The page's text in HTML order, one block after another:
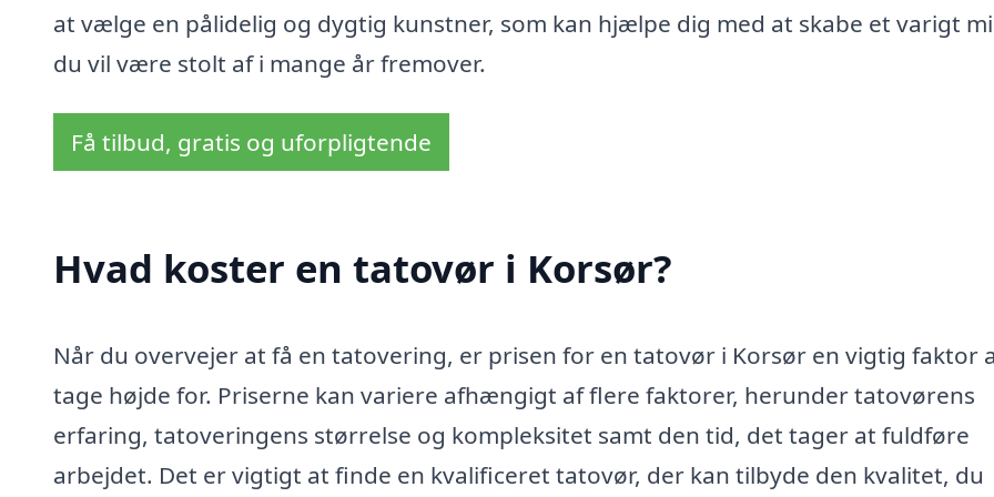
at vælge en pålidelig og dygtig kunstner, som kan hjælpe dig med at skabe et varigt
du vil være stolt af i mange år fremover.
Få tilbud, gratis og uforpligtende
Hvad koster en tatovør i Korsør?
Når du overvejer at få en tatovering, er prisen for en tatovør i Korsør en vigtig faktor
tage højde for. Priserne kan variere afhængigt af flere faktorer, herunder tatovørens
erfaring, tatoveringens størrelse og kompleksitet samt den tid, det tager at fuldføre
arbejdet. Det er vigtigt at finde en kvalificeret tatovør, der kan tilbyde den kvalitet, du